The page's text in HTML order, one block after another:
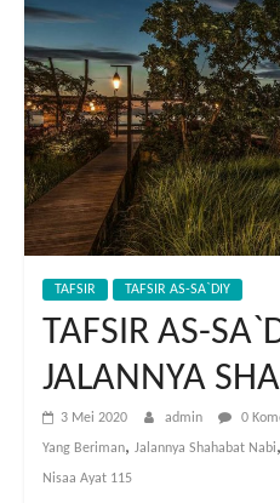
TAFSIR TAFSIR AS-SA`DIY
TAFSIR AS-
JALANNYA
3 Mei 2020 admin 0
Yang Beriman, Jalannya Shahabat Nabi,
Nisaa Ayat 115